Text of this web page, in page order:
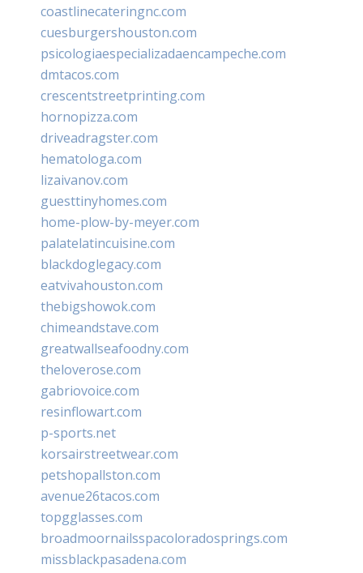
coastlinecateringnc.com
cuesburgershouston.com
psicologiaespecializadaencampeche.com
dmtacos.com
crescentstreetprinting.com
hornopizza.com
driveadragster.com
hematologa.com
lizaivanov.com
guesttinyhomes.com
home-plow-by-meyer.com
palatelatincuisine.com
blackdoglegacy.com
eatvivahouston.com
thebigshowok.com
chimeandstave.com
greatwallseafoodny.com
theloverose.com
gabriovoice.com
resinflowart.com
p-sports.net
korsairstreetwear.com
petshopallston.com
avenue26tacos.com
topgglasses.com
broadmoornailsspacoloradosprings.com
missblackpasadena.com